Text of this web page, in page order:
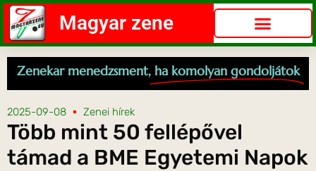
Magyar zene
Zenekar menedzsment, ha komolyan gondoljátok
2025-09-08 Zenei hírek
Több mint 50 fellépővel
támad a BME Egyetemi Napok